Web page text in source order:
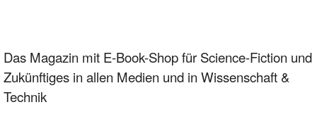
Das Magazin mit E-Book-Shop für Science-Fiction und
Zukünftiges in allen Medien und in Wissenschaft &
Technik